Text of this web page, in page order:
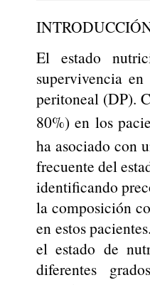
El estado
supervivencia
peritoneal (DP).
80%) en los
ha asociado con
frecuente del
identificando
la composición
en estos
el estado de
diferentes